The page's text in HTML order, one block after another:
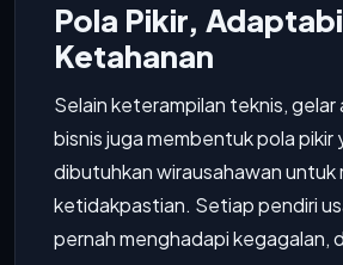
Pola Pikir,
Ketahanan
Selain keterampilan teknis, gelar
bisnis juga membentuk pola pikir
dibutuhkan wirausahawan untuk
ketidakpastian. Setiap pendiri
pernah menghadapi kegagalan,